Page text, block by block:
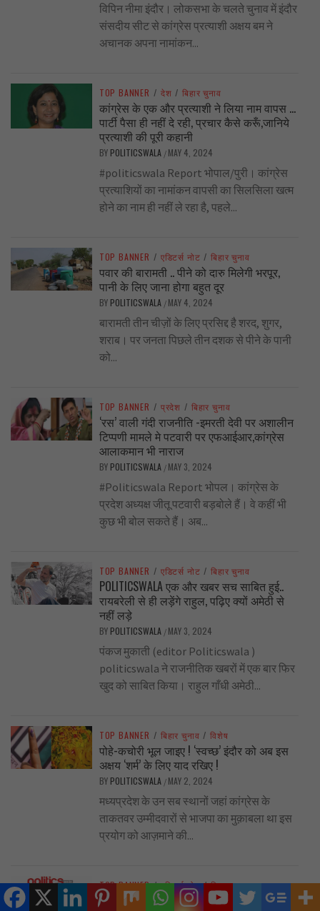
विपिन नीमा इंदौर। लोकसभा के चलते चुनाव में इंदौर
संसदीय सीट से कांग्रेस प्रत्याशी अक्षय बम ने
अचानक अपना नामांकन...
TOP BANNER / देश / बिहार चुनाव
कांग्रेस के एक और प्रत्याशी ने लिया नाम वापस …
पार्टी पैसा ही नहीं दे रही, प्रचार कैसे करूँ,जानिये
प्रत्याशी की पूरी कहानी
BY POLITICSWALA / MAY 4, 2024
#politicswala Report भोपाल/पुरी। कांग्रेस
प्रत्याशियों का नामांकन वापसी का सिलसिला खत्म
होने का नाम ही नहीं ले रहा है, पहले...
TOP BANNER / एडिटर्स नोट / बिहार चुनाव
पवार की बारामती .. पीने को दारु मिलेगी भरपूर,
पानी के लिए जाना होगा बहुत दूर
BY POLITICSWALA / MAY 4, 2024
बारामती तीन चीज़ों के लिए प्रसिद्द है शरद, शुगर,
शराब। पर जनता पिछले तीन दशक से पीने के पानी
को...
TOP BANNER / प्रदेश / बिहार चुनाव
‘रस’ वाली गंदी राजनीति -इमरती देवी पर अशालीन
टिप्पणी मामले मे पटवारी पर एफआईआर,कांग्रेस
आलाकमान भी नाराज
BY POLITICSWALA / MAY 3, 2024
#Politicswala Report भोपल। कांग्रेस के
प्रदेश अध्यक्ष जीतू पटवारी बड़बोले हैं। वे कहीं भी
कुछ भी बोल सकते हैं। अब...
TOP BANNER / एडिटर्स नोट / बिहार चुनाव
POLITICSWALA एक और खबर सच साबित हुई..
रायबरेली से ही लड़ेंगे राहुल, पढ़िए क्यों अमेठी से
नहीं लड़े
BY POLITICSWALA / MAY 3, 2024
पंकज मुकाती (editor Politicswala )
politicswala ने राजनीतिक खबरों में एक बार फिर
खुद को साबित किया। राहुल गाँधी अमेठी...
TOP BANNER / बिहार चुनाव / विशेष
पोहे-कचोरी भूल जाइए ! ‘स्वच्छ’ इंदौर को अब इस
अक्षय ‘शर्म’ के लिए याद रखिए !
BY POLITICSWALA / MAY 2, 2024
मध्यप्रदेश के उन सब स्थानों जहां कांग्रेस के
ताकतवर उम्मीदवारों से भाजपा का मुक़ाबला था इस
प्रयोग को आज़माने की...
TOP BANNER / एडिटर्स नोट / बिहार चुनाव
इंदौर की राजनीति का कलंकित दौर….. गुलाम